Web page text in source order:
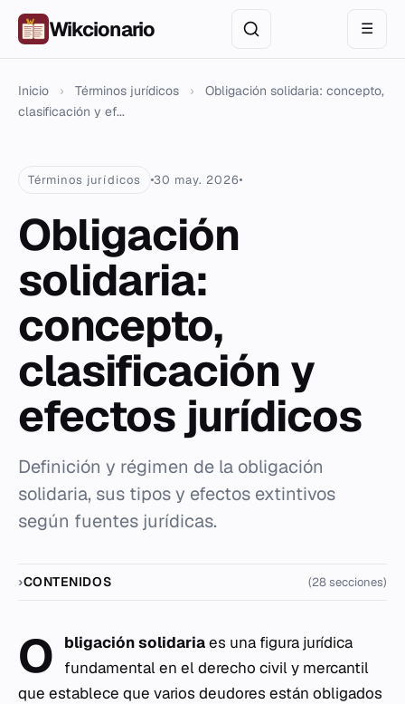
Wikcionario ☰
Inicio › Términos jurídicos ›
Obligación solidaria: concepto,
clasificación y ef...
Términos jurídicos 30 may. 2026
Obligación
solidaria:
concepto,
clasificación y
efectos jurídicos
Definición y régimen de la obligación
solidaria, sus tipos y efectos extintivos
según fuentes jurídicas.
CONTENIDOS (28 secciones)
O bligación solidariaes una figura jurídica
fundamental en el derecho civil y mercantil
que establece que varios deudores están obligados